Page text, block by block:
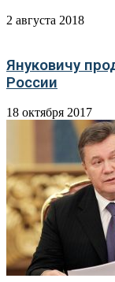
2 августа 2018
Януковичу
России
18 октября 2017